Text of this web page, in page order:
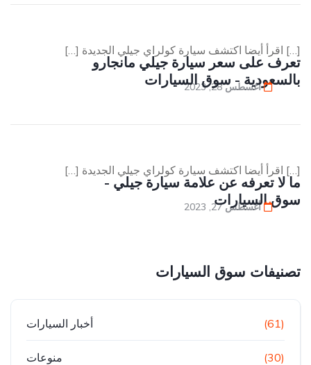
تعرف على سعر سيارة جيلي مانجارو
بالسعودية - سوق السيارات
[…] اقرأ أيضا اكتشف سيارة كولراي جيلي الجديدة […]
أغسطس 28, 2023
ما لا تعرفه عن علامة سيارة جيلي -
سوق السيارات
[…] اقرأ أيضا اكتشف سيارة كولراي جيلي الجديدة […]
أغسطس 27, 2023
تصنيفات سوق السيارات
أخبار السيارات (61)
منوعات (30)